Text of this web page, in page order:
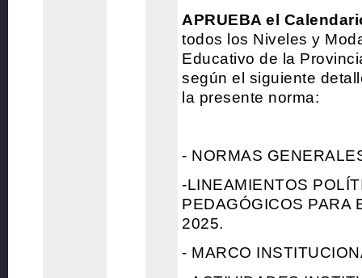
APRUEBA el
todos los Niveles y
Educativo de la
según el siguiente
la presente norma:
- NORMAS
-LINEAMIENTOS
PEDAGÓGICOS PARA
2025.
- MARCO